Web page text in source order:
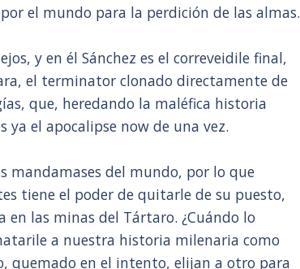
el mundo para la perdición de las almas.
y en él Sánchez es el correveidile final,
el terminator clonado directamente de
que, heredando la maléfica historia
ya el apocalipse now de una vez.
mandamases del mundo, por lo que
tiene el poder de quitarle de su puesto,
las minas del Tártaro. ¿Cuándo lo
a nuestra historia milenaria como
quemado en el intento, elijan a otro para